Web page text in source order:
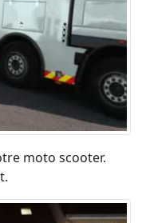
moto scooter.